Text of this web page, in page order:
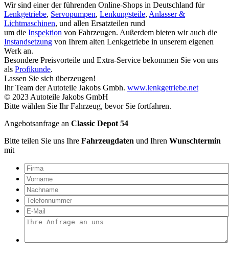
Wir sind einer der führenden Online-Shops in Deutschland für
Lenkgetriebe, Servopumpen, Lenkungsteile, Anlasser &
Lichtmaschinen, und allen Ersatzteilen rund
um die Inspektion von Fahrzeugen. Außerdem bieten wir auch die
Instandsetzung von Ihrem alten Lenkgetriebe in unserem eigenen
Werk an.
Besondere Preisvorteile und Extra-Service bekommen Sie von uns
als Profikunde.
Lassen Sie sich überzeugen!
Ihr Team der Autoteile Jakobs Gmbh. www.lenkgetriebe.net
© 2023 Autoteile Jakobs GmbH
Bitte wählen Sie Ihr Fahrzeug, bevor Sie fortfahren.
Angebotsanfrage an Classic Depot 54
Bitte teilen Sie uns Ihre Fahrzeugdaten und Ihren Wunschtermin
mit